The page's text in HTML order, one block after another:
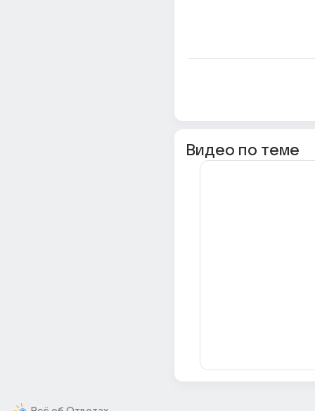
Видео по теме